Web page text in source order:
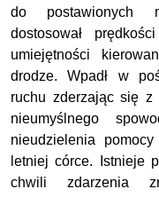
do postawionych
dostosował
umiejętności
drodze. Wpadł w
ruchu zderzając się z
nieumyślnego
nieudzielenia
letniej córce. Istnieje
chwili zdarzenia